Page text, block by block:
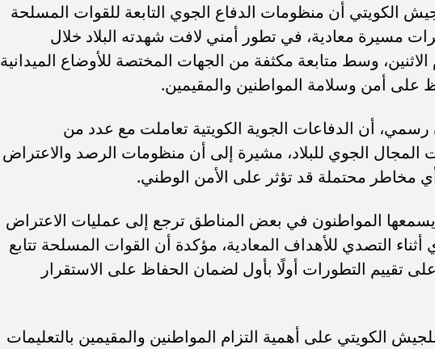
الكويتي أن منظومات الدفاع الجوي التابعة للقوات المسلحة
مسيرة معادية، في تطور أمني لافت شهدته البلاد خلال
وسط متابعة مكثفة من الجهات المختصة للأوضاع الميدانية
على أمن وسلامة المواطنين والمقيمين.
رسمي، أن الدفاعات الجوية الكويتية تعاملت مع عدد من
المجال الجوي للبلاد، مشيرة إلى أن منظومات الرصد والاعتراض
مخاطر محتملة قد تؤثر على الأمن الوطني.
المواطنون في بعض المناطق ترجع إلى عمليات الاعتراض
أثناء التصدي للأهداف المعادية، مؤكدة أن القوات المسلحة تتابع
التطورات أولًا بأول لضمان الحفاظ على الاستقرار
الكويتي على أهمية التزام المواطنين والمقيمين بالتعليمات
رسوب 3 مواد في الثانوية العامة 2026.. هل